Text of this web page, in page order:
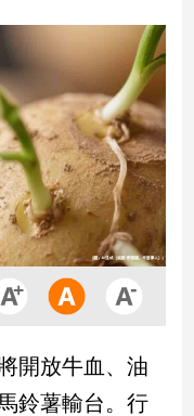
開放牛血、油
鈴薯輸台。行